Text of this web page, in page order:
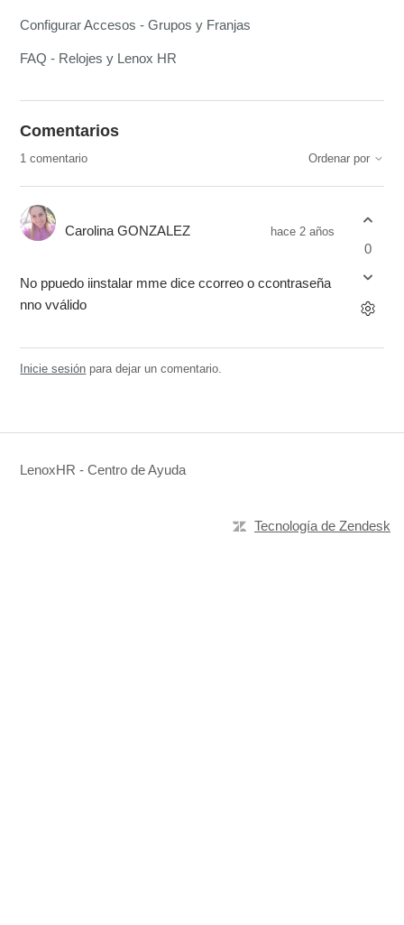
Configurar Accesos - Grupos y Franjas
FAQ - Relojes y Lenox HR
Comentarios
1 comentario Ordenar por
Carolina GONZALEZ hace 2 años
No ppuedo iinstalar mme dice ccorreo o ccontraseña
nno vválido
0
Inicie sesión para dejar un comentario.
LenoxHR - Centro de Ayuda
Tecnología de Zendesk